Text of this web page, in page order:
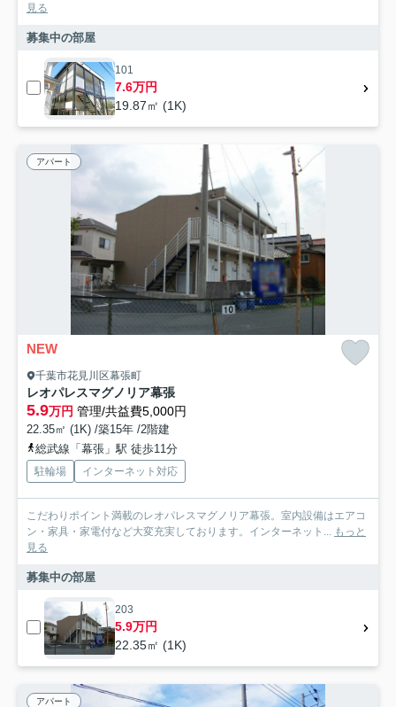
見る
募集中の部屋
101
7.6万円
19.87㎡ (1K)
アパート
NEW
千葉市花見川区幕張町
レオパレスマグノリア幕張
5.9万円 管理/共益費5,000円
22.35㎡ (1K) /築15年 /2階建
総武線「幕張」駅 徒歩11分
駐輪場 インターネット対応
こだわりポイント満載のレオパレスマグノリア幕張。室内設備はエアコ
ン・家具・家電付など大変充実しております。インターネット...
もっと
見る
募集中の部屋
203
5.9万円
22.35㎡ (1K)
アパート